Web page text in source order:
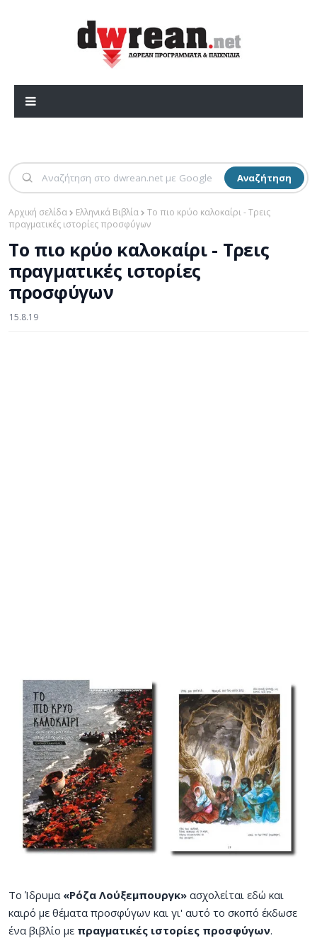
Αναζήτηση
Αρχική σελίδα Ελληνικά Βιβλία
Το πιο κρύο καλοκαίρι - Τρεις
πραγματικές ιστορίες προσφύγων
Το πιο κρύο καλοκαίρι - Τρεις
πραγματικές ιστορίες
προσφύγων
15.8.19
Το Ίδρυμα «Ρόζα Λούξεμπουργκ» ασχολείται εδώ και
καιρό με θέματα προσφύγων και γι' αυτό το σκοπό έκδωσε
ένα βιβλίο με πραγματικές ιστορίες προσφύγων.